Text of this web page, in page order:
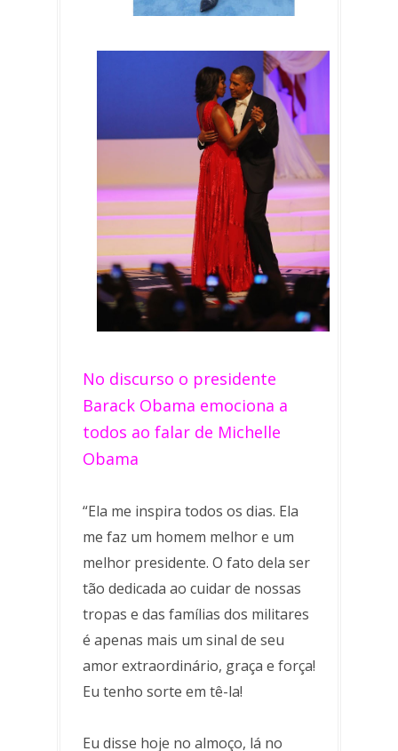
No discurso o presidente
Barack Obama emociona a
todos ao falar de Michelle
Obama
“Ela me inspira todos os dias. Ela
me faz um homem melhor e um
melhor presidente. O fato dela ser
tão dedicada ao cuidar de nossas
tropas e das famílias dos militares
é apenas mais um sinal de seu
amor extraordinário, graça e força!
Eu tenho sorte em tê-la!
Eu disse hoje no almoço, lá no